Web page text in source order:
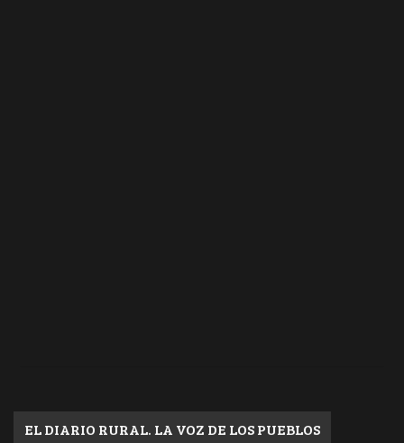
EL DIARIO RURAL. LA VOZ DE LOS PUEBLOS